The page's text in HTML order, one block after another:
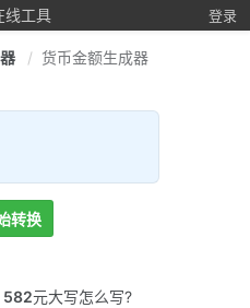
线工具 登录
货币金额生成器
转换
582元大写怎么写?